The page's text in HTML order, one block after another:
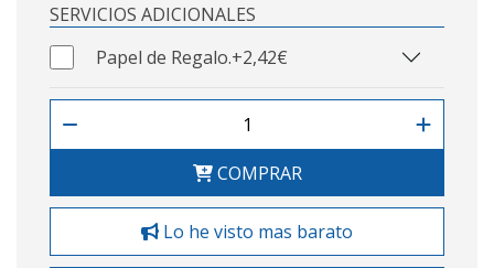
SERVICIOS ADICIONALES
Papel de Regalo.+2,42€
COMPRAR
Lo he visto mas barato